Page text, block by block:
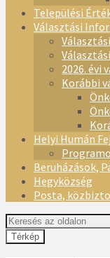
Települési
Választási
2026. évi
Korábbi
Helyi Humán
Beruházások,
Hegyközség
Posta,
Térkép